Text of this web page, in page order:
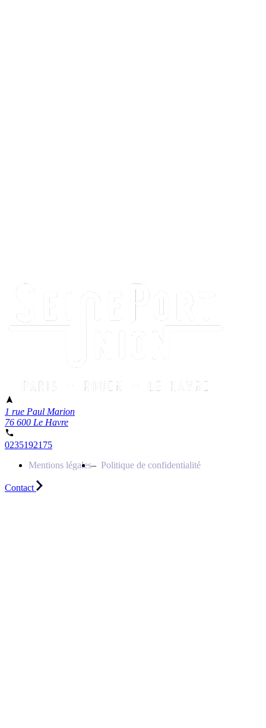
1 rue Paul Marion
76 600 Le Havre
0235192175
Mentions légales
Politique de confidentialité
Contact